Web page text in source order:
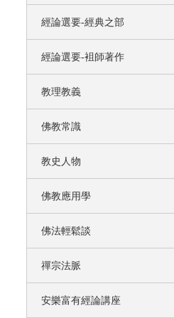
經論選要-經典之部
經論選要-袓師著作
教理教義
佛教常識
教史人物
佛教應用學
佛法輕鬆談
禪宗法脈
安樂富有經論講座